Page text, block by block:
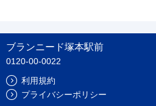
ブランニード塚本駅前
0120-00-0022
利用規約
プライバシーポリシー